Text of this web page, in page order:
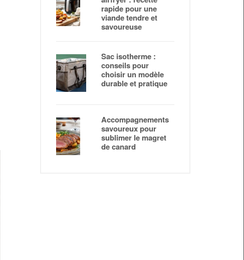
rapide pour une
viande tendre et
savoureuse
Sac isotherme :
conseils pour
choisir un modèle
durable et pratique
Accompagnements
savoureux pour
sublimer le magret
de canard